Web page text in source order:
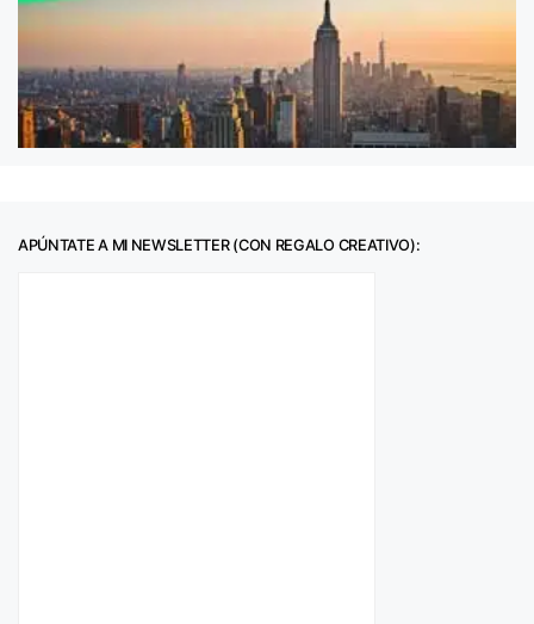
APÚNTATE A MI NEWSLETTER (CON REGALO CREATIVO):